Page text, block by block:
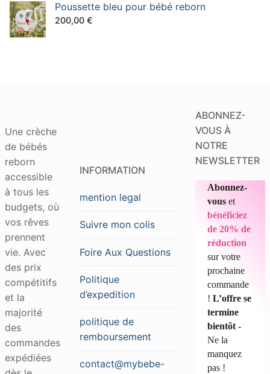
Poussette bleu pour bébé reborn
200,00 €
Une crèche
de bébés
reborn
accessible
à tous les
budgets, où
vos rêves
prennent
vie. Avec
des prix
compétitifs
et la
majorité
des
commandes
expédiées
INFORMATION
mention legal
Suivre mon colis
Foire Aux Questions
Politique
d’expedition
politique de
remboursement
contact@mybebe-
ABONNEZ-
VOUS À
NOTRE
NEWSLETTER
Abonnez-
vous et
bénéficiez
de 20% de
réduction
sur votre
prochaine
commande
! L’offre se
termine
bientôt -
Ne la
manquez
pas !